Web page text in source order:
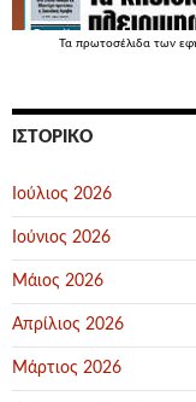
Τα πρωτοσέλιδα των
ΙΣΤΟΡΙΚΌ
Ιούλιος 2026
Ιούνιος 2026
Μάιος 2026
Απρίλιος 2026
Μάρτιος 2026